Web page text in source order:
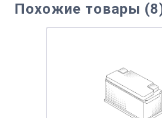
Похожие товары